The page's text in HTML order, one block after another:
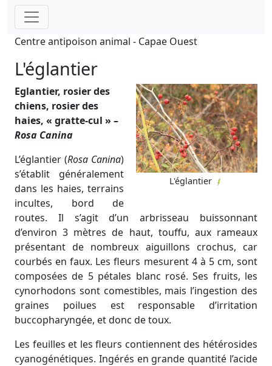
Centre antipoison animal - Capae Ouest
L'églantier
L'églantier
Eglantier, rosier des
chiens, rosier des
haies, « gratte-cul » –
Rosa Canina
L’églantier (Rosa Canina)
s’établit généralement
dans les haies, terrains
incultes, bord de
routes. Il s’agit d’un arbrisseau buissonnant
d’environ 3 mètres de haut, touffu, aux rameaux
présentant de nombreux aiguillons crochus, car
courbés en faux. Les fleurs mesurent 4 à 5 cm, sont
composées de 5 pétales blanc rosé. Ses fruits, les
cynorhodons sont comestibles, mais l’ingestion des
graines poilues est responsable d’irritation
buccopharyngée, et donc de toux.
Les feuilles et les fleurs contiennent des hétérosides
cyanogénétiques. Ingérés en grande quantité l’acide